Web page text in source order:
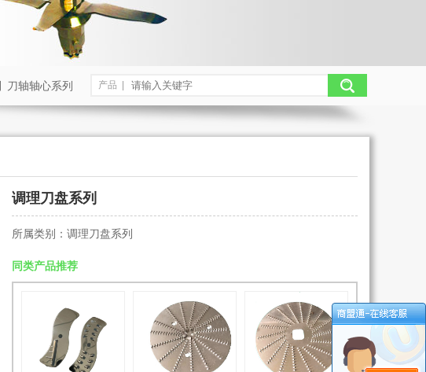
刀轴轴心系列 产品 |
调理刀盘系列
所属类别：调理刀盘系列
同类产品推荐